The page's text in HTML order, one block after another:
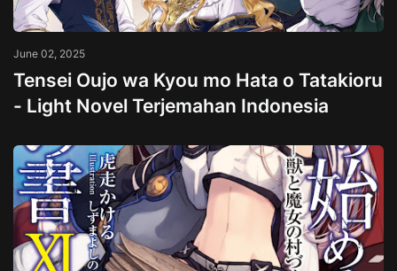
June 02, 2025
Tensei Oujo wa Kyou mo Hata o Tatakioru
- Light Novel Terjemahan Indonesia